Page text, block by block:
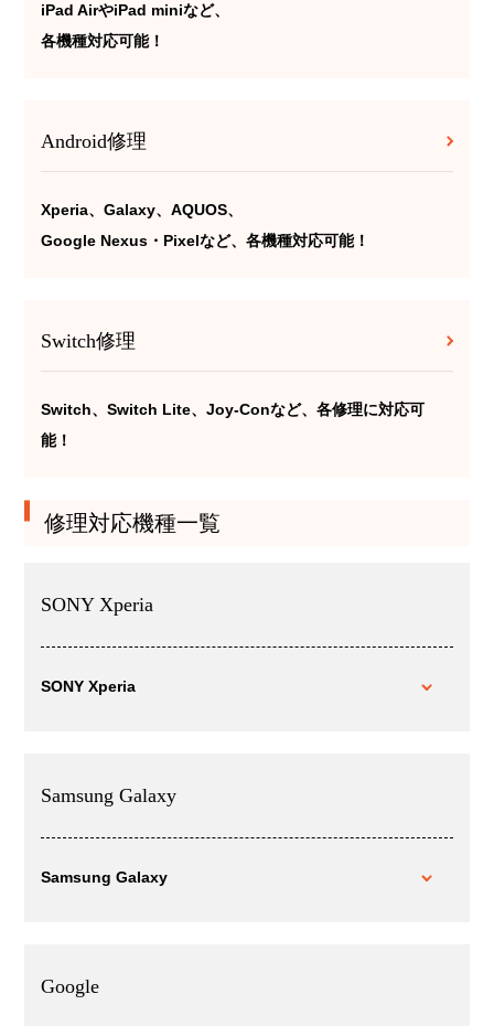
iPad AirやiPad miniなど、
各機種対応可能！
Android修理
Xperia、Galaxy、AQUOS、
Google Nexus・Pixelなど、各機種対応可能！
Switch修理
Switch、Switch Lite、Joy-Conなど、各修理に対応可
能！
修理対応機種一覧
SONY Xperia
SONY Xperia
Samsung Galaxy
Samsung Galaxy
Google